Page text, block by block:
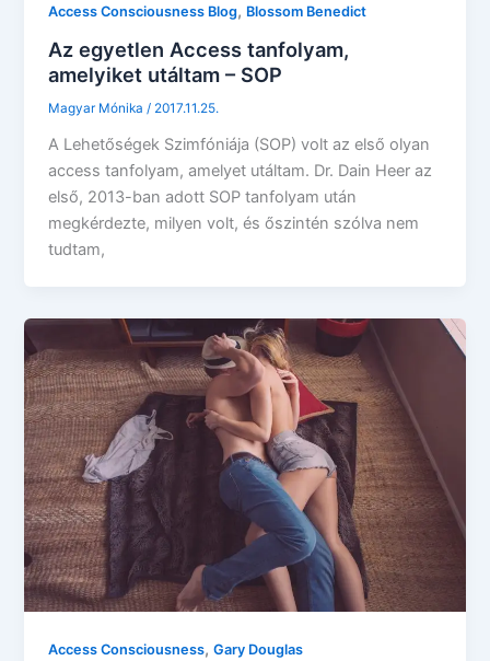
Access Consciousness Blog, Blossom Benedict
Az egyetlen Access tanfolyam,
amelyiket utáltam – SOP
Magyar Mónika/ 2017.11.25.
A Lehetőségek Szimfóniája (SOP) volt az első olyan
access tanfolyam, amelyet utáltam. Dr. Dain Heer az
első, 2013-ban adott SOP tanfolyam után
megkérdezte, milyen volt, és őszintén szólva nem
tudtam,
Access Consciousness,Gary Douglas